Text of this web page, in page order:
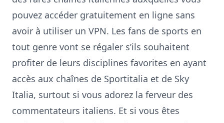
pouvez accéder gratuitement en ligne sans
avoir à utiliser un VPN. Les fans de sports en
tout genre vont se régaler s’ils souhaitent
profiter de leurs disciplines favorites en ayant
accès aux chaînes de Sportitalia et de Sky
Italia, surtout si vous adorez la ferveur des
commentateurs italiens. Et si vous êtes